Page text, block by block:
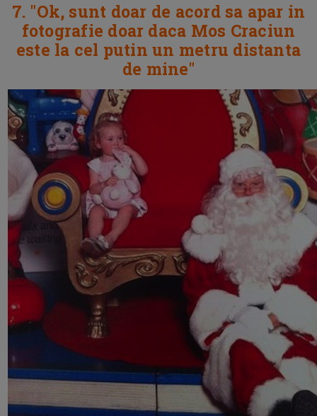
7. "Ok, sunt doar de acord sa apar in
fotografie doar daca Mos Craciun
este la cel putin un metru distanta
de mine"